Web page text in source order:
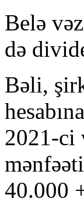
Belə
də
Bəli,
2021-ci
40.000